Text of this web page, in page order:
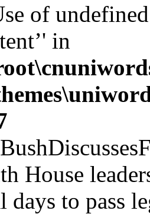
of
in
House
days to pass